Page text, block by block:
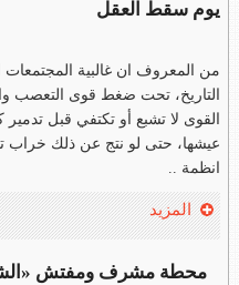
يوم سقط العقل
من المعروف ان غالبية
التاريخ، تحت ضغط قوى التعصب
القوى لا تشبع أو تكتفي قبل
عيشها، حتى لو نتج عن ذلك خراب
انظمة ..
المزيد
محطة مشرف ومفتش